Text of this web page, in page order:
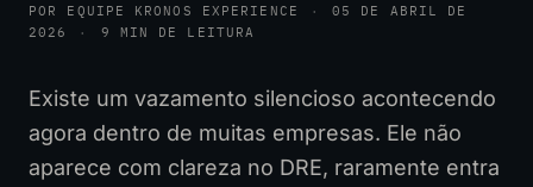
POR EQUIPE KRONOS EXPERIENCE ·
05 DE ABRIL DE
2026
· 9 MIN DE LEITURA
Existe um vazamento silencioso acontecendo
agora dentro de muitas empresas. Ele não
aparece com clareza no DRE, raramente entra